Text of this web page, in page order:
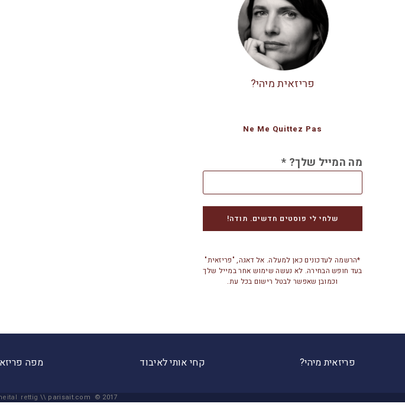
פריזאית מיהי?
Ne Me Quittez Pas
מה המייל שלך? *
*הרשמה לעדכונים כאן למעלה. אל דאגה, "פריזאית"
בעד חופש הבחירה. לא נעשה שימוש אחר במייל שלך
וכמובן שאפשר לבטל רישום בכל עת.
פריזאית מיהי? קחי אותי לאיבוד מפה
rettig \\ parisait.com © 2017